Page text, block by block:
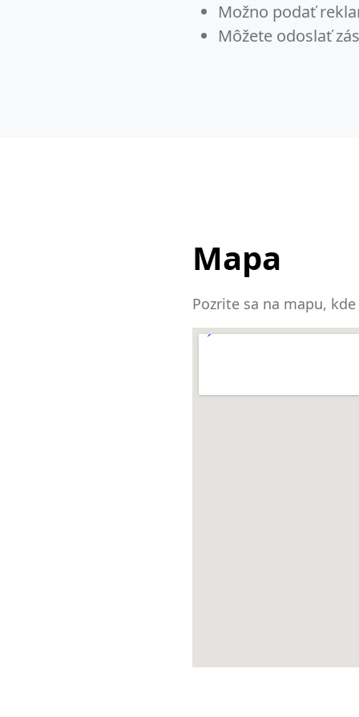
Možno podať
Môžete odoslať
Mapa
Pozrite sa na mapu, kde